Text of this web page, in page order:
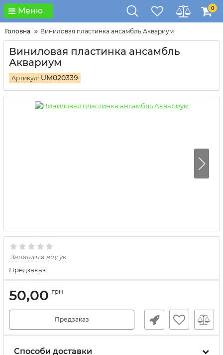
Меню 0
Головна Виниловая пластинка ансамбль Аквариум
Виниловая пластинка ансамбль
Аквариум
Артикул: UM020339
Залишити відгук
Предзаказ
50,00 грн
Предзаказ
Способи доставки